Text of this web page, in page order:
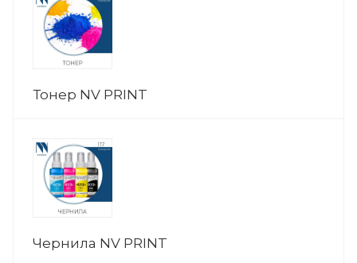
Тонер NV PRINT
Чернила NV PRINT